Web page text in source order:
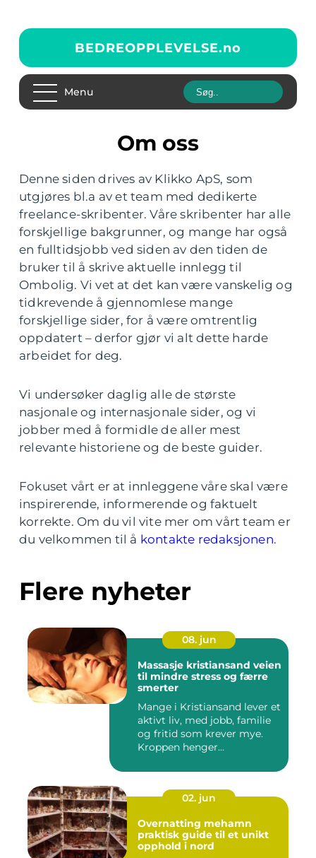
BEDREOPPLEVELSE.no
Menu
Om oss
Denne siden drives av Klikko ApS, som
utgjøres bl.a av et team med dedikerte
freelance-skribenter. Våre skribenter har alle
forskjellige bakgrunner, og mange har også
en fulltidsjobb ved siden av den tiden de
bruker til å skrive aktuelle innlegg til
Ombolig. Vi vet at det kan være vanskelig og
tidkrevende å gjennomlese mange
forskjellige sider, for å være omtrentlig
oppdatert – derfor gjør vi alt dette harde
arbeidet for deg.
Vi undersøker daglig alle de største
nasjonale og internasjonale sider, og vi
jobber med å formidle de aller mest
relevante historiene og de beste guider.
Fokuset vårt er at innleggene våre skal være
inspirerende, informerende og faktuelt
korrekte. Om du vil vite mer om vårt team er
du velkommen til å kontakte redaksjonen.
Flere nyheter
08. jun
Massasje kristiansand veien
til mindre stress og færre
smerter
Mange i Kristiansand lever et
aktivt liv, med jobb, familie
og fritid som krever mye.
Kroppen henger...
02. jun
Overnatting mehamn
praktisk guide til et unikt
opphold i nord